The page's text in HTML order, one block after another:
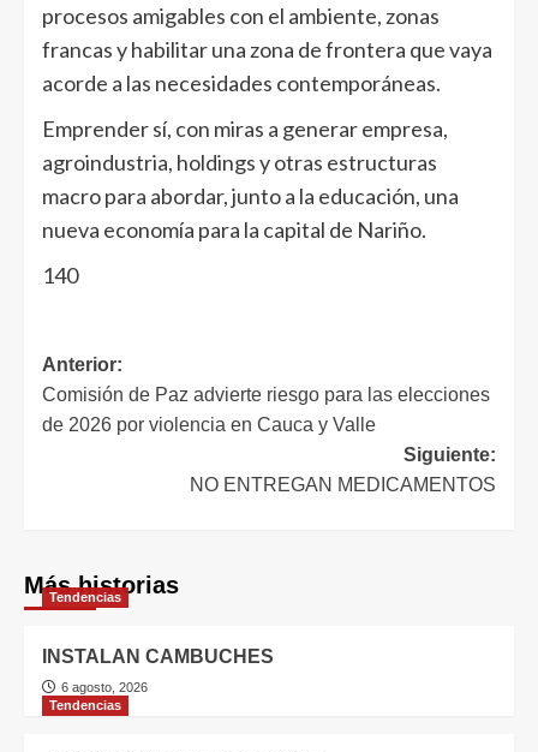
procesos amigables con el ambiente, zonas
francas y habilitar una zona de frontera que vaya
acorde a las necesidades contemporáneas.
Emprender sí, con miras a generar empresa,
agroindustria, holdings y otras estructuras
macro para abordar, junto a la educación, una
nueva economía para la capital de Nariño.
140
Anterior:
Comisión de Paz advierte riesgo para las elecciones
de 2026 por violencia en Cauca y Valle
Siguiente:
NO ENTREGAN MEDICAMENTOS
Más historias
Tendencias
INSTALAN CAMBUCHES
6 agosto, 2026
Tendencias